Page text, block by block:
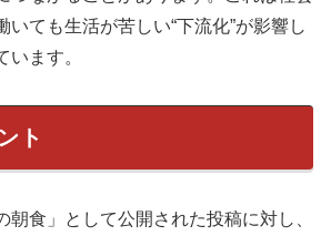
いても生活が苦しい“下流化”が影響し
います。
ト
朝食」として公開された投稿に対し、